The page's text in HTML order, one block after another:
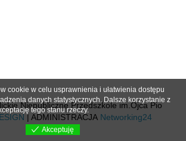
Niepubliczne Przedszkole im.Ojca Pio
| ADMINISTRACJA Networking24
cookie w celu usprawnienia i ułatwienia dostępu
danych statystycznych. Dalsze korzystanie z
tego stanu rzeczy.
Akceptuję